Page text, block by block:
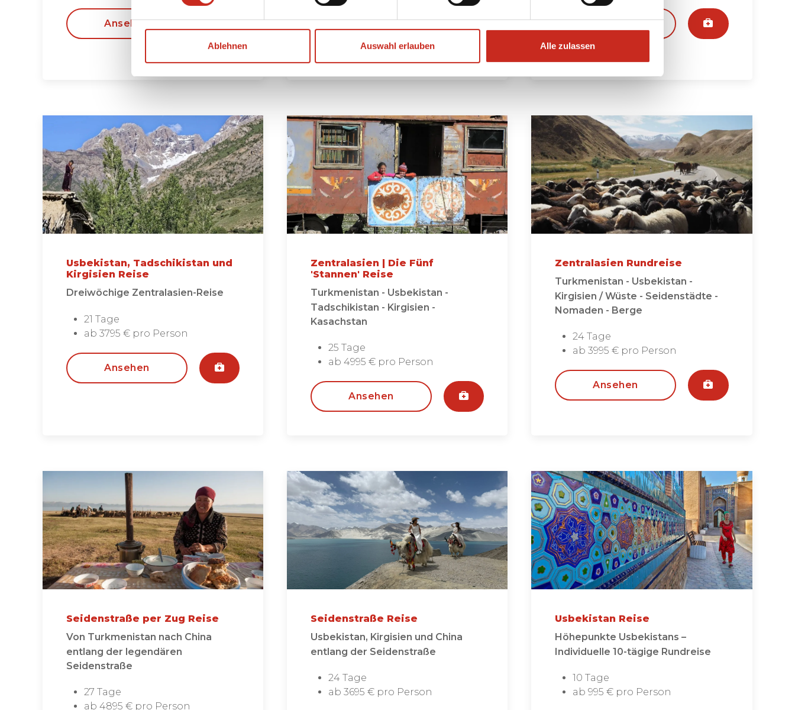
Ablehnen Auswahl erlauben Alle zulassen
Ansehen
ab 1795 € pro Person
Ansehen
Ansehen
Usbekistan, Tadschikistan und
Kirgisien Reise
Dreiwöchige Zentralasien-Reise
21 Tage
ab 3795 € pro Person
Ansehen
Zentralasien | Die Fünf
'Stannen' Reise
Turkmenistan - Usbekistan -
Tadschikistan - Kirgisien -
Kasachstan
25 Tage
ab 4995 € pro Person
Ansehen
Zentralasien Rundreise
Turkmenistan - Usbekistan -
Kirgisien / Wüste - Seidenstädte -
Nomaden - Berge
24 Tage
ab 3995 € pro Person
Ansehen
Seidenstraße per Zug Reise
Von Turkmenistan nach China
entlang der legendären
Seidenstraße
27 Tage
ab 4895 € pro Person
Seidenstraße Reise
Usbekistan, Kirgisien und China
entlang der Seidenstraße
24 Tage
ab 3695 € pro Person
Usbekistan Reise
Höhepunkte Usbekistans –
Individuelle 10-tägige Rundreise
10 Tage
ab 995 € pro Person